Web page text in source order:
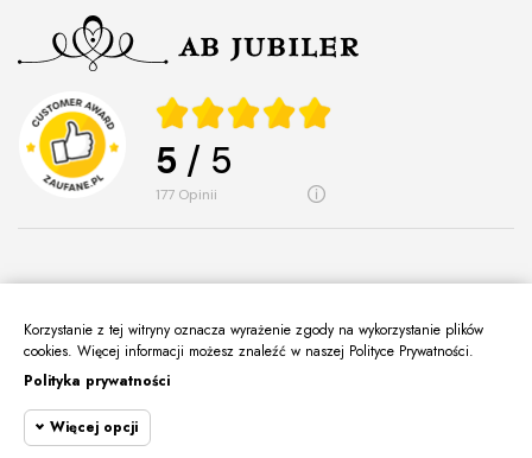
5 / 5
177 opinii
O Nas
Informacje
Moje Konto
Korzystanie z tej witryny oznacza wyrażenie zgody na wykorzystanie plików
cookies. Więcej informacji możesz znaleźć w naszej Polityce Prywatności.
Polityka prywatności
Więcej opcji